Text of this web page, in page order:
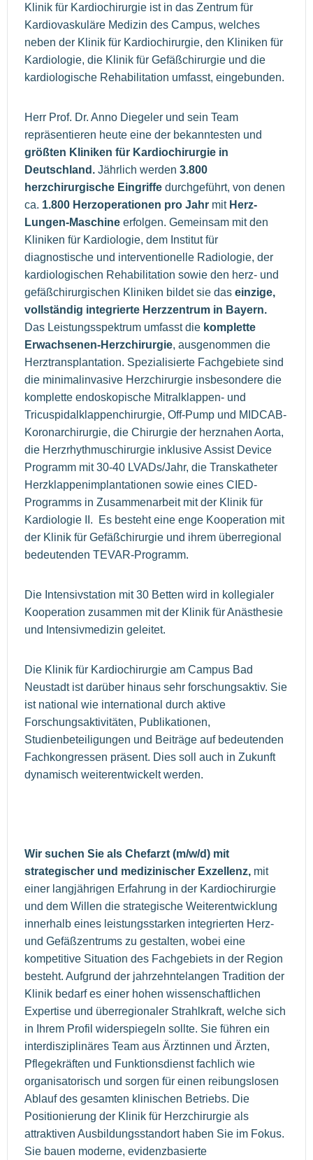
Klinik für Kardiochirurgie ist in das Zentrum für
Kardiovaskuläre Medizin des Campus, welches
neben der Klinik für Kardiochirurgie, den Kliniken für
Kardiologie, die Klinik für Gefäßchirurgie und die
kardiologische Rehabilitation umfasst, eingebunden.
Herr Prof. Dr. Anno Diegeler und sein Team
repräsentieren heute eine der bekanntesten und
größten Kliniken für Kardiochirurgie in
Deutschland. Jährlich werden 3.800
herzchirurgische Eingriffe durchgeführt, von denen
ca. 1.800 Herzoperationen pro Jahr mit Herz-
Lungen-Maschine erfolgen. Gemeinsam mit den
Kliniken für Kardiologie, dem Institut für
diagnostische und interventionelle Radiologie, der
kardiologischen Rehabilitation sowie den herz- und
gefäßchirurgischen Kliniken bildet sie das einzige,
vollständig integrierte Herzzentrum in Bayern.
Das Leistungsspektrum umfasst die komplette
Erwachsenen-Herzchirurgie, ausgenommen die
Herztransplantation. Spezialisierte Fachgebiete sind
die minimalinvasive Herzchirurgie insbesondere die
komplette endoskopische Mitralklappen- und
Tricuspidalklappenchirurgie, Off-Pump und MIDCAB-
Koronarchirurgie, die Chirurgie der herznahen Aorta,
die Herzrhythmuschirurgie inklusive Assist Device
Programm mit 30-40 LVADs/Jahr, die Transkatheter
Herzklappenimplantationen sowie eines CIED-
Programms in Zusammenarbeit mit der Klinik für
Kardiologie II. Es besteht eine enge Kooperation mit
der Klinik für Gefäßchirurgie und ihrem überregional
bedeutenden TEVAR-Programm.
Die Intensivstation mit 30 Betten wird in kollegialer
Kooperation zusammen mit der Klinik für Anästhesie
und Intensivmedizin geleitet.
Die Klinik für Kardiochirurgie am Campus Bad
Neustadt ist darüber hinaus sehr forschungsaktiv. Sie
ist national wie international durch aktive
Forschungsaktivitäten, Publikationen,
Studienbeteiligungen und Beiträge auf bedeutenden
Fachkongressen präsent. Dies soll auch in Zukunft
dynamisch weiterentwickelt werden.
Wir suchen Sie als Chefarzt (m/w/d) mit
strategischer und medizinischer Exzellenz, mit
einer langjährigen Erfahrung in der Kardiochirurgie
und dem Willen die strategische Weiterentwicklung
innerhalb eines leistungsstarken integrierten Herz-
und Gefäßzentrums zu gestalten, wobei eine
kompetitive Situation des Fachgebiets in der Region
besteht. Aufgrund der jahrzehntelangen Tradition der
Klinik bedarf es einer hohen wissenschaftlichen
Expertise und überregionaler Strahlkraft, welche sich
in Ihrem Profil widerspiegeln sollte. Sie führen ein
interdisziplinäres Team aus Ärztinnen und Ärzten,
Pflegekräften und Funktionsdienst fachlich wie
organisatorisch und sorgen für einen reibungslosen
Ablauf des gesamten klinischen Betriebs. Die
Positionierung der Klinik für Herzchirurgie als
attraktiven Ausbildungsstandort haben Sie im Fokus.
Sie bauen moderne, evidenzbasierte